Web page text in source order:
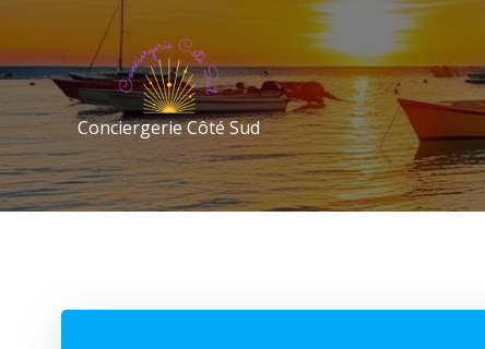
Conciergerie Côté Sud